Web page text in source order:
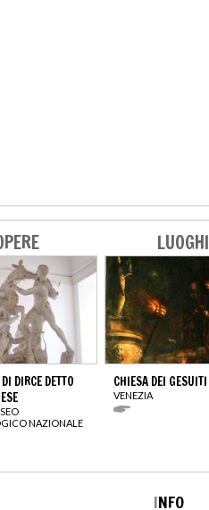
DIRCE DETTO
NAZIONALE
LUOGHI
CHIESA DEI GESUITI
VENEZIA
INFO